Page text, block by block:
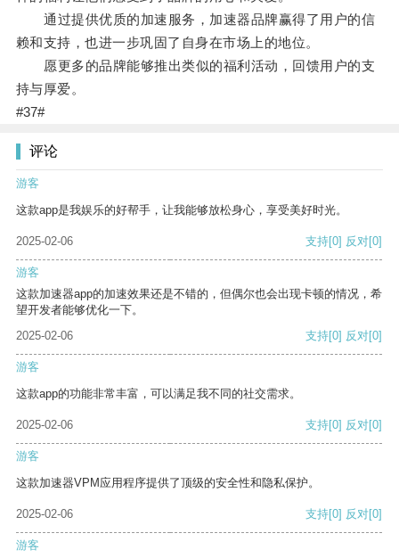
通过提供优质的加速服务，加速器品牌赢得了用户的信
赖和支持，也进一步巩固了自身在市场上的地位。
愿更多的品牌能够推出类似的福利活动，回馈用户的支
持与厚爱。
#37#
评论
游客
这款app是我娱乐的好帮手，让我能够放松身心，享受美好时光。
2025-02-06 支持[0] 反对[0]
游客
这款加速器app的加速效果还是不错的，但偶尔也会出现卡顿的情况，希
望开发者能够优化一下。
2025-02-06
支持[0] 反对[0]
游客
这款app的功能非常丰富，可以满足我不同的社交需求。
2025-02-06 支持[0] 反对[0]
游客
这款加速器VPM应用程序提供了顶级的安全性和隐私保护。
2025-02-06 支持[0] 反对[0]
游客